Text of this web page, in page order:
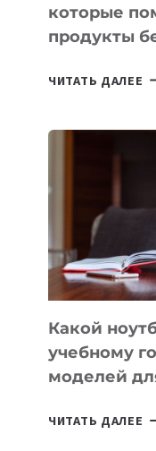
которые
продукты
ЧИТАТЬ ДАЛЕЕ 7
Какой
учебному
моделей
ЧИТАТЬ ДАЛЕЕ